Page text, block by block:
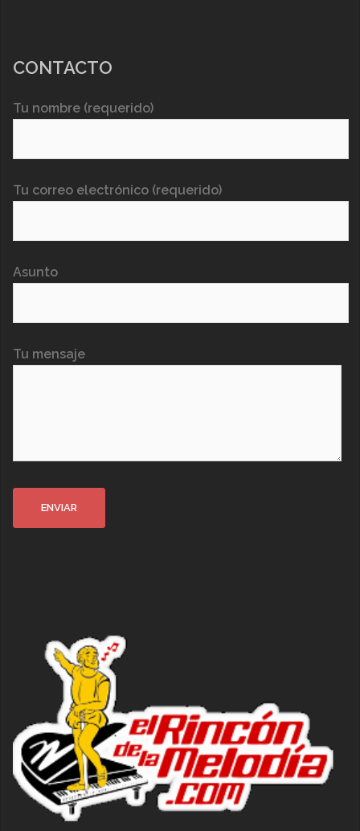
CONTACTO
Tu nombre (requerido)
Tu correo electrónico (requerido)
Asunto
Tu mensaje